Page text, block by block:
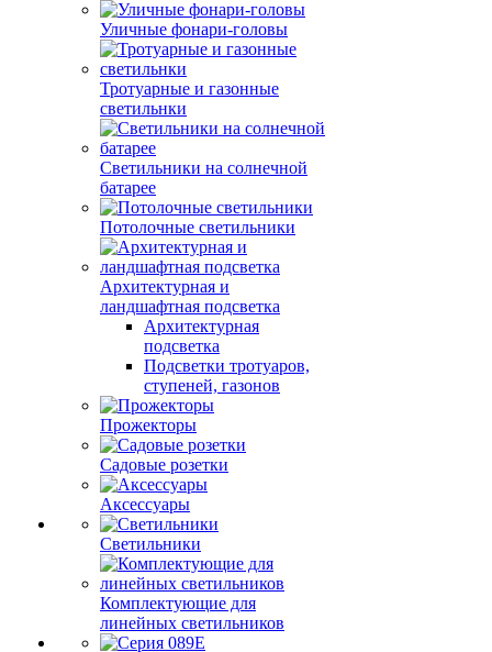
Уличные фонари-головы
Тротуарные и газонные
светильнки
Светильники на солнечной
батарее
Потолочные светильники
Архитектурная и
ландшафтная подсветка
Архитектурная
подсветка
Подсветки тротуаров,
ступеней, газонов
Прожекторы
Садовые розетки
Аксессуары
Светильники
Комплектующие для
линейных светильников